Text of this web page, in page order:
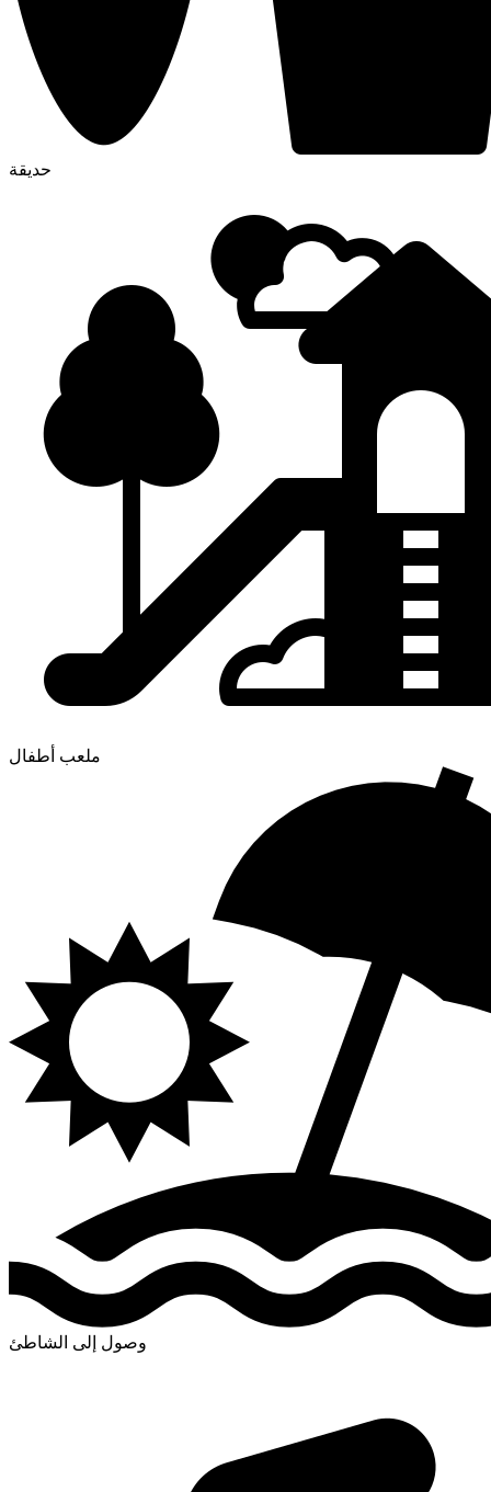
حديقة
ملعب أطفال
وصول إلى الشاطئ